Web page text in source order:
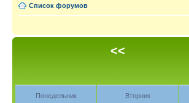
Список форумов
<<
Понедельник Вторник